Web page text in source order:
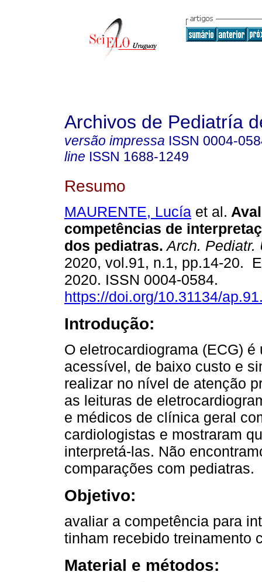
Archivos de Pediatría
versão impressa ISSN 0004-
line ISSN 1688-1249
Resumo
MAURENTE, Lucía et al.
competências de
dos pediatras. Arch. Pediatr.
2020, vol.91, n.1, pp.14-20.
2020. ISSN 0004-0584.
https://doi.org/10.31134/
Introdução:
O eletrocardiograma (ECG) é
acessível, de baixo custo e
realizar no nível de atenção
as leituras de
e médicos de clínica geral
cardiologistas e mostraram
interpretá-las. Não
comparações com pediatras.
Objetivo:
avaliar a competência para
tinham recebido treinamento
Material e métodos: